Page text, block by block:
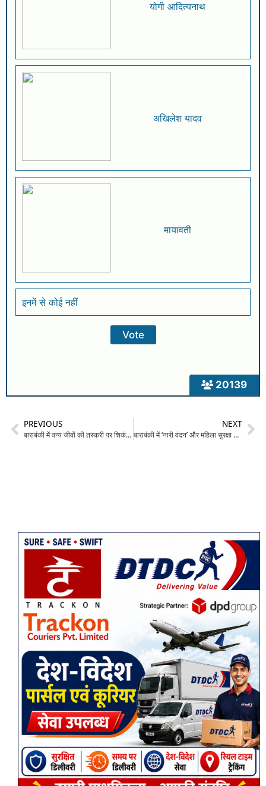
20139
योगी आदित्यनाथ
अखिलेश यादव
मायावती
इनमें से कोई नहीं
PREVIOUS
बाराबंकी में वन्य जीवों की तस्करी पर शिकंजा: वन विभाग ने बरामद किए चार संरक्षित जीवों के शव, तस्कर फरार
NEXT
बाराबंकी में ‘नारी वंदन’ और महिला सुरक्षा के दावों पर उठे सवाल: ज़मीनी विवाद में महिलाओं से मारपीट और छेड़छाड़, पीड़िता बोली—“चौकी से भगाया, थाने में गाली देकर निकाला”